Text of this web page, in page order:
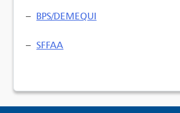
– BPS/DEMEQUI
– SFFAA